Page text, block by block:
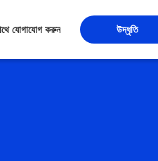
যোগাযোগ করুন উদ্ধৃতি